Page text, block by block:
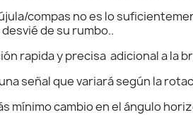
compas no es lo
de su rumbo..
rapida y precisa adicional a la
señal que variará según la
mínimo cambio en el ángulo